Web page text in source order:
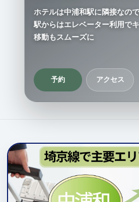
ホテルは中浦和駅に隣接なの
駅からはエレベーター利用で
移動もスムーズに
予約 アクセス